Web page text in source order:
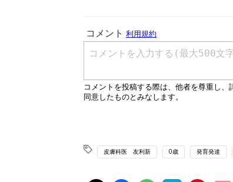
皮膚科医 友利新 0歳 発育発達